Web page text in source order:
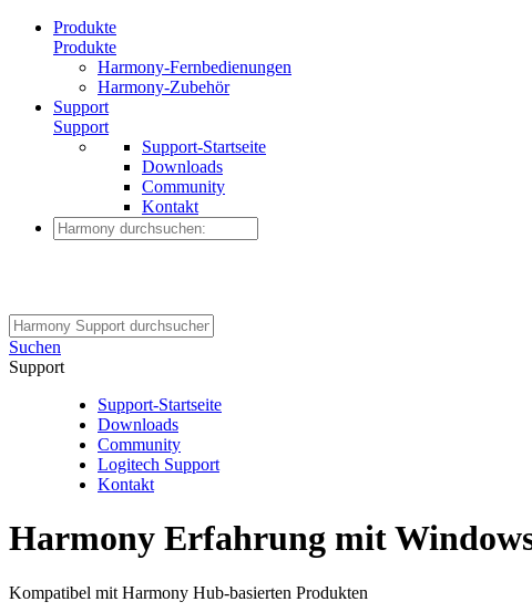
Produkte
Produkte
Harmony-Fernbedienungen
Harmony-Zubehör
Support
Support
Support-Startseite
Downloads
Community
Kontakt
Suchen
Support
Support-Startseite
Downloads
Community
Logitech Support
Kontakt
Harmony Erfahrung mit
Kompatibel mit Harmony Hub-basierten Produkten